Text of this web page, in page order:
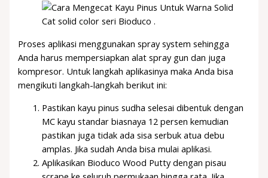
Cat solid color seri Bioduco .
Proses aplikasi menggunakan spray system sehingga
Anda harus mempersiapkan alat spray gun dan juga
kompresor. Untuk langkah aplikasinya maka Anda bisa
mengikuti langkah-langkah berikut ini:
Pastikan kayu pinus sudha selesai dibentuk dengan
MC kayu standar biasnaya 12 persen kemudian
pastikan juga tidak ada sisa serbuk atua debu
amplas. Jika sudah Anda bisa mulai aplikasi.
Aplikasikan Bioduco Wood Putty dengan pisau